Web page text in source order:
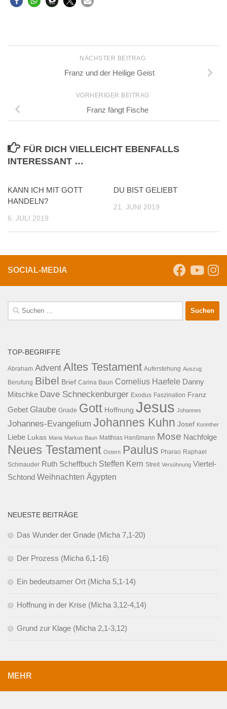
NÄCHSTER BEITRAG
Franz und der Heilige Geist
VORHERIGER BEITRAG
Franz fängt Fische
FÜR DICH VIELLEICHT EBENFALLS
INTERESSANT …
KANN ICH MIT GOTT
HANDELN?
6. JULI 2019
DU BIST GELIEBT
21. JUNI 2019
SOCIAL-MEDIA
Suche
nach:
TOP-BEGRIFFE
Abraham Advent Altes Testament Auferstehung Auszug
Berufung Bibel Brief Carina Baun Cornelius Haefele Danny
Mitschke Dave Schneckenburger Exodus Faszination Franz
Gebet Glaube Gnade Gott Hoffnung Jesus Johannes
Johannes-Evangelium Johannes Kuhn Josef Korinther
Liebe Lukas Maria Markus Baun Matthias Hanßmann Mose Nachfolge
Neues Testament Ostern Paulus Pharao Raphael
Schmauder Ruth Scheffbuch Steffen Kern Streit Versöhnung Viertel-
Schtond Weihnachten Ägypten
NEUESTE BEITRÄGE
Das Wunder der Gnade (Micha 7,1-20)
Der Prozess (Micha 6,1-16)
Ein bedeutsamer Ort (Micha 5,1-14)
Hoffnung in der Krise (Micha 3,12-4,14)
Grund zur Klage (Micha 2,1-3,12)
MEHR